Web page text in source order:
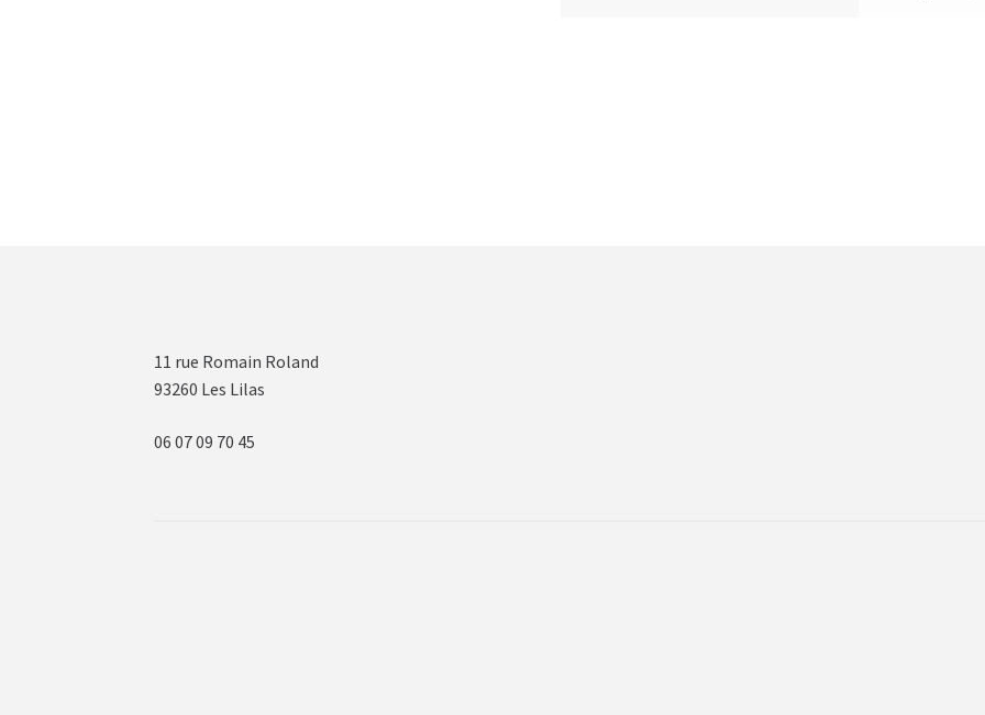
11 rue Romain Roland
93260 Les Lilas
06 07 09 70 45